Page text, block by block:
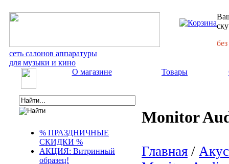
сеть салонов аппаратуры
для музыки и кино
О магазине Товары
% ПРАЗДНИЧНЫЕ
СКИДКИ %
АКЦИЯ: Витринный
образец!
Monitor
Главная /